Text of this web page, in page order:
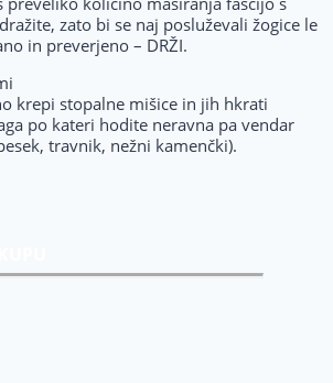
zato bi se naj posluževali žogice le
in preverjeno – DRŽI.
krepi stopalne mišice in jih hkrati
po kateri hodite neravna pa vendar
travnik, nežni kamenčki).